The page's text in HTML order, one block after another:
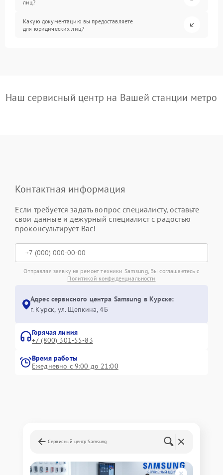
лиц?
Какую документацию вы предоставляете
для юридических лиц?
Наш сервисный центр на Вашей станции метро
Контактная информация
Если требуется задать вопрос специалисту, оставьте
свои данные и дежурный специалист с радостью
проконсультирует Вас!
Отправляя заявку на ремонт техники Samsung, Вы соглашаетесь с
Политикой конфиденциальности
Адрес сервисного центра Samsung в Курске:
г. Курск, ул. Щепкина, 4Б
Горячая линия
+7 (800) 301-55-83
Время работы
Ежедневно с 9:00 до 21:00
Сервисный центр Samsung